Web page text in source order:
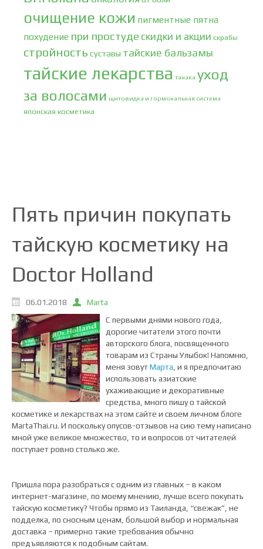
очищение кожи пигментные пятна
похудение при простуде скидки и акции скрабы
стройность суставы тайские бальзамы
тайские лекарства танака уход
за волосами щитовидка и гормональная система
японская косметика
Пять причин покупать
тайскую косметику на
Doctor Holland
06.01.2018
Marta
С первыми днями нового года,
дорогие читатели этого почти
авторского блога, посвященного
товарам из Страны Улыбок! Напомню,
меня зовутМарта , и я предпочитаю
использовать азиатские
ухаживающие и декоративные
средства, много пишу о тайской
косметике и лекарствах на этом сайте и своем личном блоге
MartaThai.ru. И поскольку опусов-отзывов на сию тему написано
мной уже великое множество, то и вопросов от читателей
поступает ровно столько же.
Пришла пора разобраться с одним из главных – в каком
интернет-магазине, по моему мнению, лучше всего покупать
тайскую косметику? Чтобы прямо из Таиланда, “свежак”, не
подделка, по сносным ценам, большой выбор и нормальная
доставка – примерно такие требования обычно
предъявляются к подобным сайтам.